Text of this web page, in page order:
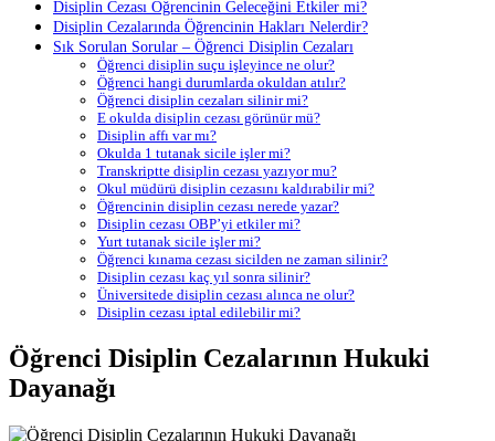
Disiplin Cezası Öğrencinin Geleceğini Etkiler mi?
Disiplin Cezalarında Öğrencinin Hakları Nelerdir?
Sık Sorulan Sorular – Öğrenci Disiplin Cezaları
Öğrenci disiplin suçu işleyince ne olur?
Öğrenci hangi durumlarda okuldan atılır?
Öğrenci disiplin cezaları silinir mi?
E okulda disiplin cezası görünür mü?
Disiplin affı var mı?
Okulda 1 tutanak sicile işler mi?
Transkriptte disiplin cezası yazıyor mu?
Okul müdürü disiplin cezasını kaldırabilir mi?
Öğrencinin disiplin cezası nerede yazar?
Disiplin cezası OBP’yi etkiler mi?
Yurt tutanak sicile işler mi?
Öğrenci kınama cezası sicilden ne zaman silinir?
Disiplin cezası kaç yıl sonra silinir?
Üniversitede disiplin cezası alınca ne olur?
Disiplin cezası iptal edilebilir mi?
Öğrenci Disiplin Cezalarının Hukuki
Dayanağı